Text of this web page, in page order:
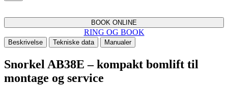
BOOK ONLINE
RING OG BOOK
Beskrivelse Tekniske data Manualer
Snorkel AB38E – kompakt bomlift til
montage og service